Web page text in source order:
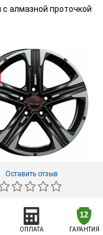
алмазной проточкой
Оставить отзыв
ОПЛАТА
ГАРАНТИЯ